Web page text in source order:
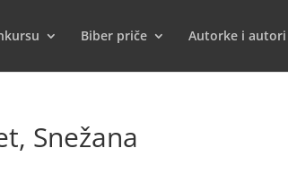
Biber priče Autorke i autori
Snežana